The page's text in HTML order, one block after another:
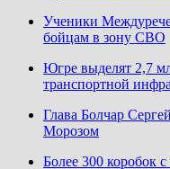
Ученики
бойцам в зону СВО
Югре выделят 2,7
транспортной
Глава Болчар
Морозом
Более 300 коробок